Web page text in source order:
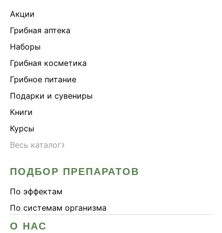
Акции
Грибная аптека
Наборы
Грибная косметика
Грибное питание
Подарки и сувениры
Книги
Курсы
Весь каталог›
ПОДБОР ПРЕПАРАТОВ
По эффектам
По системам организма
О НАС